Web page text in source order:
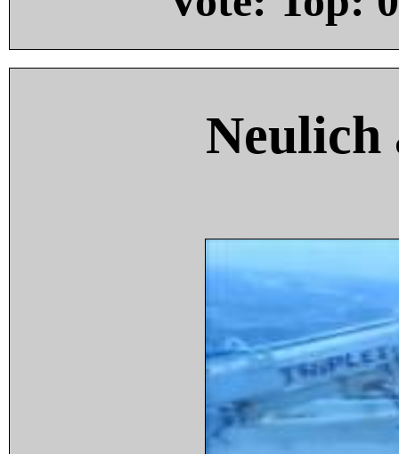
Neulich